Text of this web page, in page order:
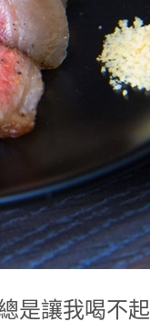
是讓我喝不起